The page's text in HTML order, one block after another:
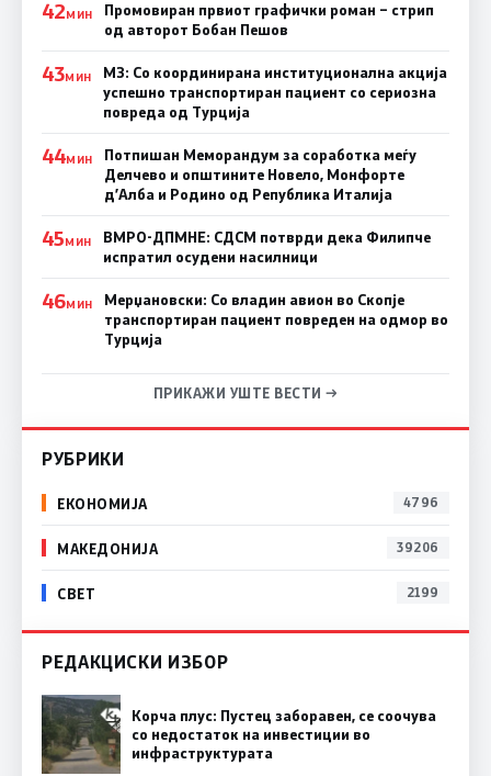
42МИН
Промовиран првиот графички роман – стрип
од авторот Бобан Пешов
43МИН
МЗ: Со координирана институционална акција
успешно транспортиран пациент со сериозна
повреда од Турција
44МИН
Потпишан Меморандум за соработка меѓу
Делчево и општините Новело, Монфорте
д’Алба и Родино од Република Италија
45МИН
ВМРО-ДПМНЕ: СДСM потврди дека Филипче
испратил осудени насилници
46МИН
Мерџановски: Со владин авион во Скопје
транспортиран пациент повреден на одмор во
Турција
ПРИКАЖИ УШТЕ ВЕСТИ →
РУБРИКИ
ЕКОНОМИЈА 4796
МАКЕДОНИЈА 39206
СВЕТ 2199
РЕДАКЦИСКИ ИЗБОР
Корча плус: Пустец заборавен, се соочува
со недостаток на инвестиции во
инфраструктурата